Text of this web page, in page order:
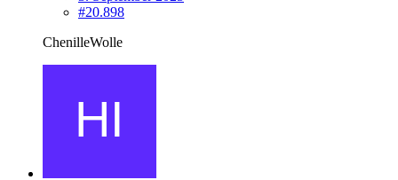
#20.898
ChenilleWolle